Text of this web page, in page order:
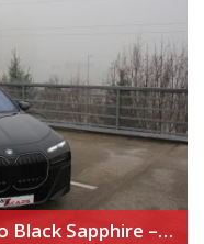
BMW 740d Xdrive M Sport Pro Black Sapphire – Executive Lounge – Theater Screen